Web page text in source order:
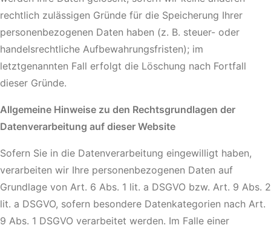
rechtlich zulässigen Gründe für die Speicherung Ihrer
personenbezogenen Daten haben (z. B. steuer- oder
handelsrechtliche Aufbewahrungsfristen); im
letztgenannten Fall erfolgt die Löschung nach Fortfall
dieser Gründe.
Allgemeine Hinweise zu den Rechtsgrundlagen der
Datenverarbeitung auf dieser Website
Sofern Sie in die Datenverarbeitung eingewilligt haben,
verarbeiten wir Ihre personenbezogenen Daten auf
Grundlage von Art. 6 Abs. 1 lit. a DSGVO bzw. Art. 9 Abs. 2
lit. a DSGVO, sofern besondere Datenkategorien nach Art.
9 Abs. 1 DSGVO verarbeitet werden. Im Falle einer